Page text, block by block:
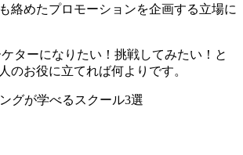
絡めたプロモーションを企画する立場に
ターになりたい！挑戦してみたい！と
のお役に立てれば何よりです。
グが学べるスクール3選